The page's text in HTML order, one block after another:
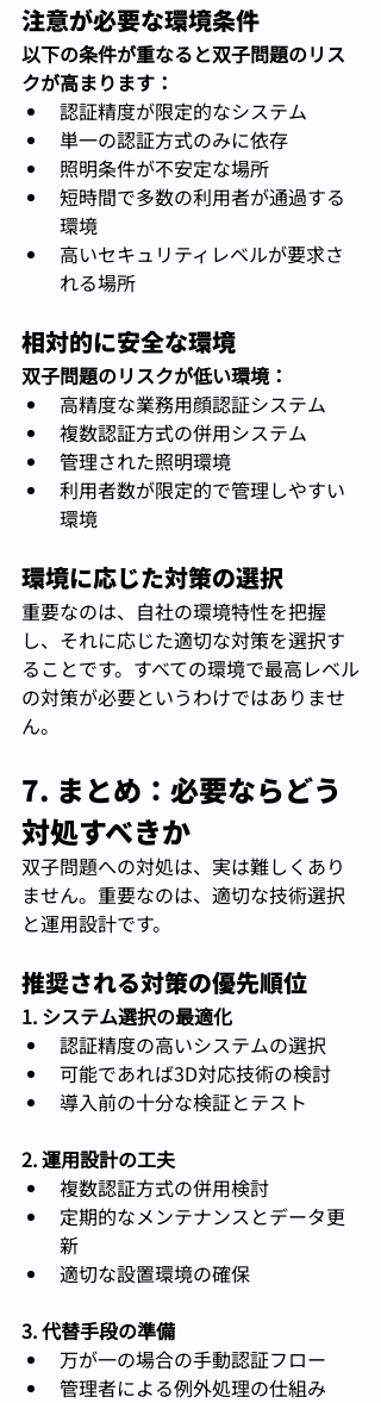
注意が必要な環境条件
以下の条件が重なると双子問題のリス
クが高まります：
認証精度が限定的なシステム
単一の認証方式のみに依存
照明条件が不安定な場所
短時間で多数の利用者が通過する
環境
高いセキュリティレベルが要求さ
れる場所
相対的に安全な環境
双子問題のリスクが低い環境：
高精度な業務用顔認証システム
複数認証方式の併用システム
管理された照明環境
利用者数が限定的で管理しやすい
環境
環境に応じた対策の選択
重要なのは、自社の環境特性を把握
し、それに応じた適切な対策を選択す
ることです。すべての環境で最高レベル
の対策が必要というわけではありませ
ん。
7. まとめ：必要ならどう
対処すべきか
双子問題への対処は、実は難しくあり
ません。重要なのは、適切な技術選択
と運用設計です。
推奨される対策の優先順位
1. システム選択の最適化
認証精度の高いシステムの選択
可能であれば3D対応技術の検討
導入前の十分な検証とテスト
2. 運用設計の工夫
複数認証方式の併用検討
定期的なメンテナンスとデータ更
新
適切な設置環境の確保
3. 代替手段の準備
万が一の場合の手動認証フロー
管理者による例外処理の仕組み